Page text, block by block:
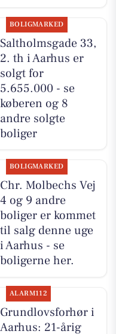
BOLIGMARKED
Saltholmsgade 33,
2. th i Aarhus er
solgt for
5.655.000 - se
køberen og 8
andre solgte
boliger
BOLIGMARKED
Chr. Molbechs Vej
4 og 9 andre
boliger er kommet
til salg denne uge
i Aarhus - se
boligerne her.
ALARM112
Grundlovsforhør i
Aarhus: 21-årig